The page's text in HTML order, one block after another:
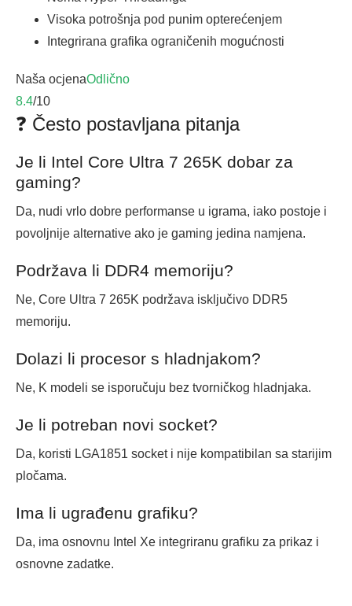
Visoka potrošnja pod punim opterećenjem
Integrirana grafika ograničenih mogućnosti
Naša ocjenaOdlično
8.4/10
❓ Često postavljana pitanja
Je li Intel Core Ultra 7 265K dobar za
gaming?
Da, nudi vrlo dobre performanse u igrama, iako postoje i
povoljnije alternative ako je gaming jedina namjena.
Podržava li DDR4 memoriju?
Ne, Core Ultra 7 265K podržava isključivo DDR5
memoriju.
Dolazi li procesor s hladnjakom?
Ne, K modeli se isporučuju bez tvorničkog hladnjaka.
Je li potreban novi socket?
Da, koristi LGA1851 socket i nije kompatibilan sa starijim
pločama.
Ima li ugrađenu grafiku?
Da, ima osnovnu Intel Xe integriranu grafiku za prikaz i
osnovne zadatke.